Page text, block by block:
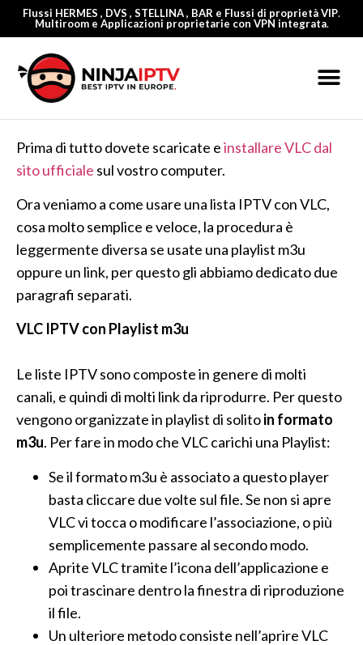
Flussi HERMES , DVS , STELLINA , BAR e Flussi di proprietà VIP.
Multiroom e Applicazioni proprietarie con VPN integrata.
Prima di tutto dovete scaricate einstallare VLC dal
sito ufficiale sul vostro computer.
Ora veniamo a come usare una lista IPTV con VLC,
cosa molto semplice e veloce, la procedura è
leggermente diversa se usate una playlist m3u
oppure un link, per questo gli abbiamo dedicato due
paragrafi separati.
VLC IPTV con Playlist m3u
Le liste IPTV sono composte in genere di molti
canali, e quindi di molti link da riprodurre. Per questo
vengono organizzate in playlist di solitoin formato
m3u. Per fare in modo che VLC carichi una Playlist:
Se il formato m3u è associato a questo player
basta cliccare due volte sul file. Se non si apre
VLC vi tocca o modificare l’associazione, o più
semplicemente passare al secondo modo.
Aprite VLC tramite l’icona dell’applicazione e
poi trascinare dentro la finestra di riproduzione
il file.
Un ulteriore metodo consiste nell’aprire VLC